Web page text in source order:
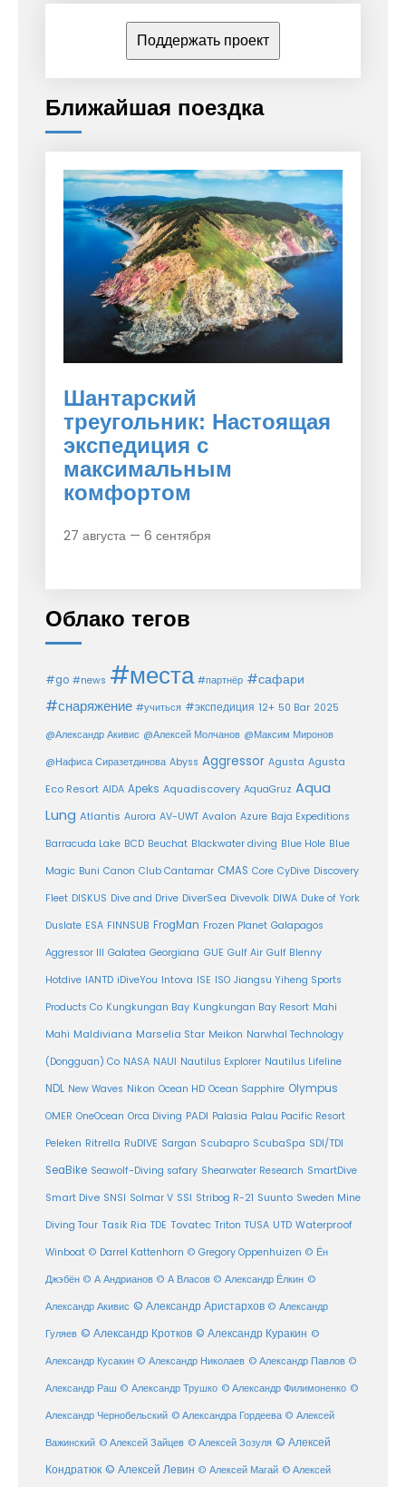
Поддержать проект
Ближайшая поездка
Шантарский
треугольник: Настоящая
экспедиция с
максимальным
комфортом
27 августа — 6 сентября
Облако тегов
#go #news #места #партнёр #сафари
#снаряжение #учиться #экспедиция 12+ 50 Bar 2025
@Александр Акивис @Алексей Молчанов @Максим Миронов
@Нафиса Сиразетдинова Abyss Aggressor Agusta Agusta
Eco Resort AIDA Apeks Aquadiscovery AquaGruz Aqua
Lung Atlantis Aurora AV-UWT Avalon Azure Baja Expeditions
Barracuda Lake BCD Beuchat Blackwater diving Blue Hole Blue
Magic Buni Canon Club Cantamar CMAS Core CyDive Discovery
Fleet DISKUS Dive and Drive DiverSea Divevolk DIWA Duke of York
Duslate ESA FINNSUB FrogMan Frozen Planet Galapagos
Aggressor III Galatea Georgiana GUE Gulf Air Gulf Blenny
Hotdive IANTD iDiveYou Intova ISE ISO Jiangsu Yiheng Sports
Products Co Kungkungan Bay Kungkungan Bay Resort Mahi
Mahi Maldiviana Marselia Star Meikon Narwhal Technology
(Dongguan) Co NASA NAUI Nautilus Explorer Nautilus Lifeline
NDL New Waves Nikon Ocean HD Ocean Sapphire Olympus
OMER OneOcean Orca Diving PADI Palasia Palau Pacific Resort
Peleken Ritrella RuDIVE Sargan Scubapro ScubaSpa SDI/TDI
SeaBike Seawolf-Diving safary Shearwater Research SmartDive
Smart Dive SNSI Solmar V SSI Stribog R-21 Suunto Sweden Mine
Diving Tour Tasik Ria TDE Tovatec Triton TUSA UTD Waterproof
Winboat © Darrel Kattenhorn © Gregory Oppenhuizen © Ён
Джэбён © А Андрианов © А Власов © Александр Ёлкин ©
Александр Акивис © Александр Аристархов © Александр
Гуляев © Александр Кротков © Александр Куракин ©
Александр Кусакин © Александр Николаев © Александр Павлов ©
Александр Раш © Александр Трушко © Александр Филимоненко ©
Александр Чернобельский © Александра Гордеева © Алексей
Важинский © Алексей Зайцев © Алексей Зозуля © Алексей
Кондратюк © Алексей Левин © Алексей Магай © Алексей